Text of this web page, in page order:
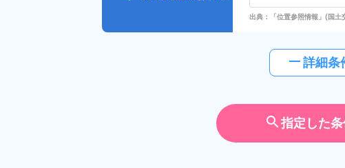
出典：「位置参照情報」(国
horizontal_rule詳細条
search指定した